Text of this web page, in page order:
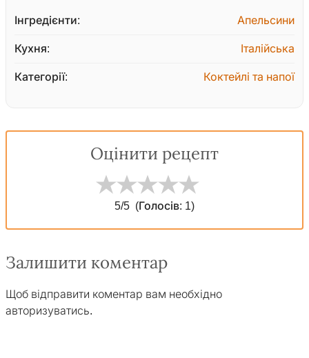
Інгредієнти: Апельсини
Кухня: Італійська
Категорії: Коктейлі та напої
Оцінити рецепт
5/5 (Голосів: 1)
Залишити коментар
Щоб відправити коментар вам необхідно
авторизуватись.